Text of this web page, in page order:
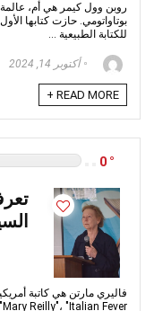
روبن وول كيمر هي أم،
للكتابة الطبيعية ...
أكتوبر 14, 2024
READ MORE +
0